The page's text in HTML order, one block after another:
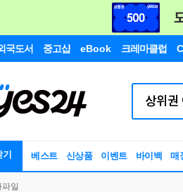
국도서 중고샵 eBook 크레마클럽
베스트 신상품 이벤트 바이백 매
일